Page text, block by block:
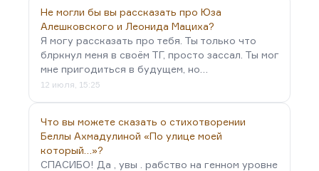
Не могли бы вы рассказать про Юза
Алешковского и Леонида Мациха?
Я могу рассказать про тебя. Ты только что
блркнул меня в своём ТГ, просто зассал. Ты мог
мне пригодиться в будущем, но…
12 июля, 15:25
Что вы можете сказать о стихотворении
Беллы Ахмадулиной «По улице моей
который…»?
СПАСИБО! Да , увы . рабство на генном уровне